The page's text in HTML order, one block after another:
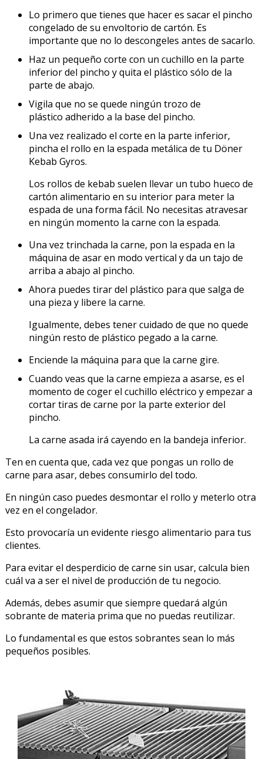
Lo primero que tienes que hacer es sacar el pincho
congelado de su envoltorio de cartón. Es
importante que no lo descongeles antes de sacarlo.
Haz un pequeño corte con un cuchillo en la parte
inferior del pincho y quita el plástico sólo de la
parte de abajo.
Vigila que no se quede ningún trozo de
plástico adherido a la base del pincho.
Una vez realizado el corte en la parte inferior,
pincha el rollo en la espada metálica de tu Döner
Kebab Gyros.
Los rollos de kebab suelen llevar un tubo hueco de
cartón alimentario en su interior para meter la
espada de una forma fácil. No necesitas atravesar
en ningún momento la carne con la espada.
Una vez trinchada la carne, pon la espada en la
máquina de asar en modo vertical y da un tajo de
arriba a abajo al pincho.
Ahora puedes tirar del plástico para que salga de
una pieza y libere la carne.
Igualmente, debes tener cuidado de que no quede
ningún resto de plástico pegado a la carne.
Enciende la máquina para que la carne gire.
Cuando veas que la carne empieza a asarse, es el
momento de coger el cuchillo eléctrico y empezar a
cortar tiras de carne por la parte exterior del
pincho.
La carne asada irá cayendo en la bandeja inferior.
Ten en cuenta que, cada vez que pongas un rollo de
carne para asar, debes consumirlo del todo.
En ningún caso puedes desmontar el rollo y meterlo otra
vez en el congelador.
Esto provocaría un evidente riesgo alimentario para tus
clientes.
Para evitar el desperdicio de carne sin usar, calcula bien
cuál va a ser el nivel de producción de tu negocio.
Además, debes asumir que siempre quedará algún
sobrante de materia prima que no puedas reutilizar.
Lo fundamental es que estos sobrantes sean lo más
pequeños posibles.